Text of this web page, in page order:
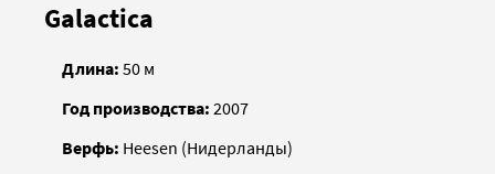
Galactica
Длина: 50 м
Год производства: 2007
Верфь: Heesen (Нидерланды)